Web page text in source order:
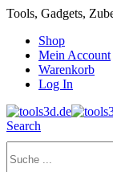
Tools, Gadgets,
Shop
Mein Account
Warenkorb
Log In
Search